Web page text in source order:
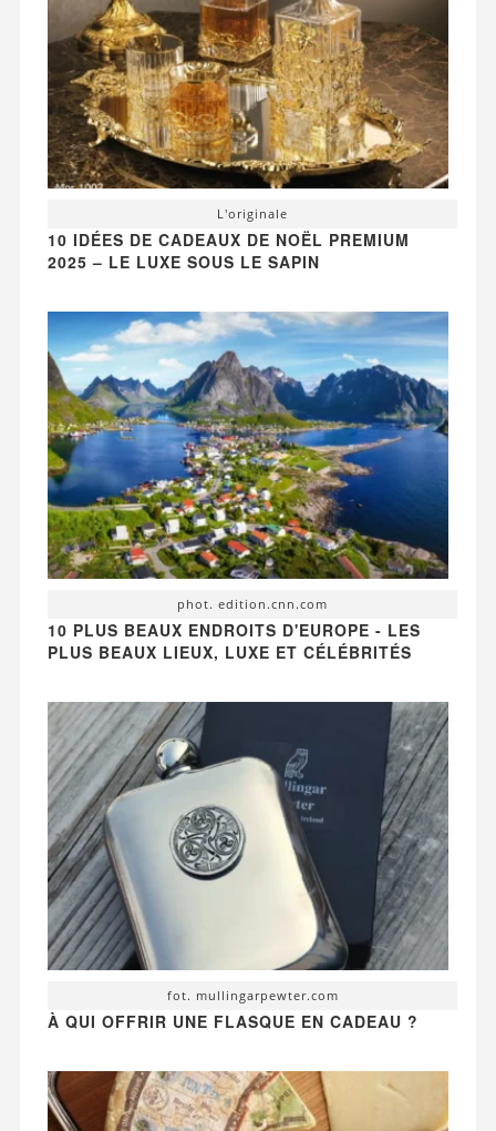
L'originale
10 IDÉES DE CADEAUX DE NOËL PREMIUM
2025 – LE LUXE SOUS LE SAPIN
phot. edition.cnn.com
10 PLUS BEAUX ENDROITS D'EUROPE - LES
PLUS BEAUX LIEUX, LUXE ET CÉLÉBRITÉS
fot. mullingarpewter.com
À QUI OFFRIR UNE FLASQUE EN CADEAU ?